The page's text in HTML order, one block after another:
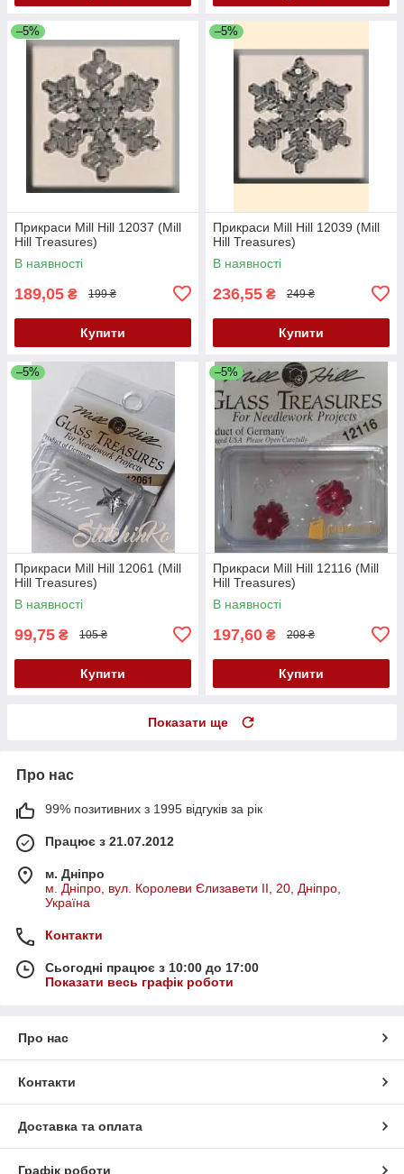
–5%
Прикраси Mill Hill 12037 (Mill
Hill Treasures)
В наявності
189,05 ₴ 199 ₴
Купити
–5%
Прикраси Mill Hill 12039 (Mill
Hill Treasures)
В наявності
236,55 ₴ 249 ₴
Купити
–5%
Прикраси Mill Hill 12061 (Mill
Hill Treasures)
В наявності
99,75 ₴ 105 ₴
Купити
–5%
Прикраси Mill Hill 12116 (Mill
Hill Treasures)
В наявності
197,60 ₴ 208 ₴
Купити
Показати ще
Про нас
99% позитивних з 1995 відгуків за рік
Працює з 21.07.2012
м. Дніпро
м. Дніпро, вул. Королеви Єлизавети ІІ, 20, Дніпро,
Україна
Контакти
Сьогодні працює з 10:00 до 17:00
Показати весь графік роботи
Про нас
Контакти
Доставка та оплата
Графік роботи